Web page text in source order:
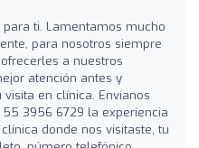
para ti. Lamentamos mucho
para nosotros siempre
a nuestros
atención antes y
visita en clínica. Envíanos
55 3956 6729 la experiencia
donde nos visitaste, tu